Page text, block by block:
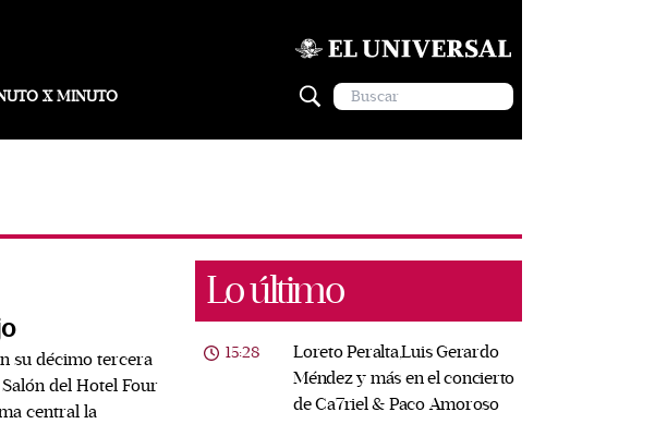
X MINUTO
su décimo tercera
del Hotel Four
central la
Lo último
15:28
Loreto Peralta,Luis Gerardo
Méndez y más en el concierto
de Ca7riel & Paco Amoroso